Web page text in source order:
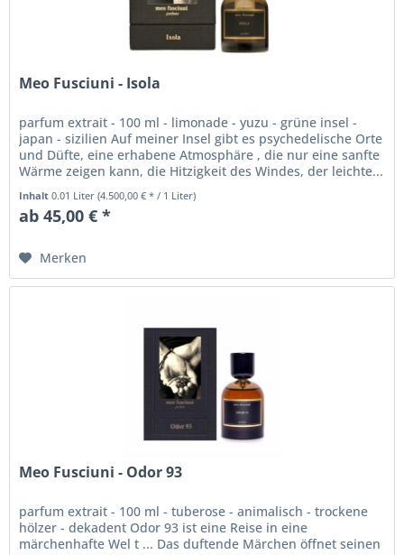
Meo Fusciuni - Isola
parfum extrait - 100 ml - limonade - yuzu - grüne insel -
japan - sizilien Auf meiner Insel gibt es psychedelische Orte
und Düfte, eine erhabene Atmosphäre , die nur eine sanfte
Wärme zeigen kann, die Hitzigkeit des Windes, der leichte...
Inhalt0.01 Liter(4.500,00 € * / 1 Liter)
ab 45,00 € *
Merken
Meo Fusciuni - Odor 93
parfum extrait - 100 ml - tuberose - animalisch - trockene
hölzer - dekadent Odor 93 ist eine Reise in eine
märchenhafte Wel t ... Das duftende Märchen öffnet seinen